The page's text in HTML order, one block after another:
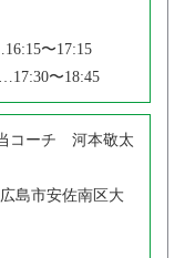
〜17:15
〜18:45
コーチ 河本敬太
島市安佐南区大